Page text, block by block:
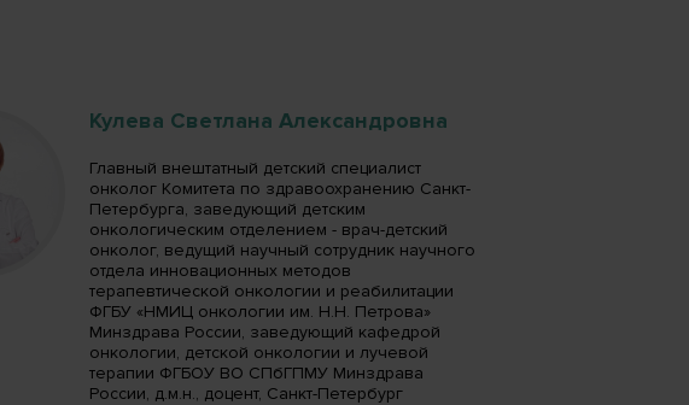
Кулева Светлана Александровна
Главный внештатный детский специалист
онколог Комитета по здравоохранению Санкт-
Петербурга, заведующий детским
онкологическим отделением - врач-детский
онколог, ведущий научный сотрудник научного
отдела инновационных методов
терапевтической онкологии и реабилитации
ФГБУ «НМИЦ онкологии им. Н.Н. Петрова»
Минздрава России, заведующий кафедрой
онкологии, детской онкологии и лучевой
терапии ФГБОУ ВО СПбГПМУ Минздрава
России, д.м.н., доцент, Санкт-Петербург